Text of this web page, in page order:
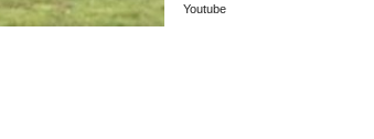
Youtube